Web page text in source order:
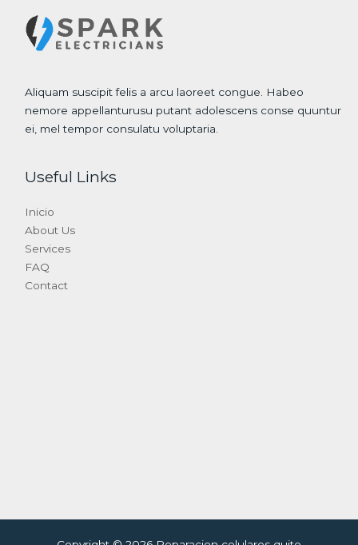
Aliquam suscipit felis a arcu laoreet congue. Habeo
nemore appellanturusu putant adolescens conse quuntur
ei, mel tempor consulatu voluptaria.
Useful Links
Inicio
About Us
Services
FAQ
Contact